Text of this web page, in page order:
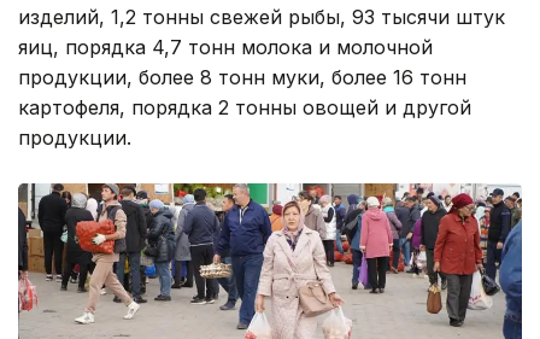
изделий, 1,2 тонны свежей рыбы, 93 тысячи штук
яиц, порядка 4,7 тонн молока и молочной
продукции, более 8 тонн муки, более 16 тонн
картофеля, порядка 2 тонны овощей и другой
продукции.